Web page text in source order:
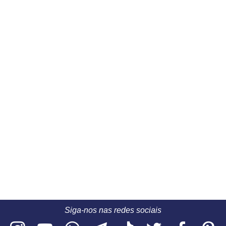
Siga-nos nas redes sociais